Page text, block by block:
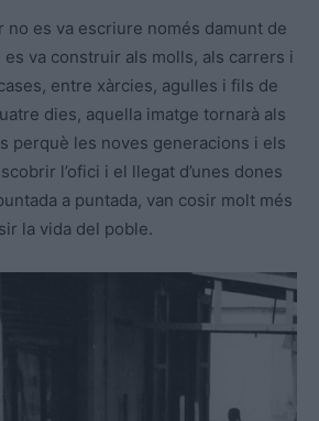
no es va escriure només damunt de
es va construir als molls, als carrers i
entre xàrcies, agulles i fils de
dies, aquella imatge tornarà als
perquè les noves generacions i els
l’ofici i el llegat d’unes dones
a puntada, van cosir molt més
la vida del poble.